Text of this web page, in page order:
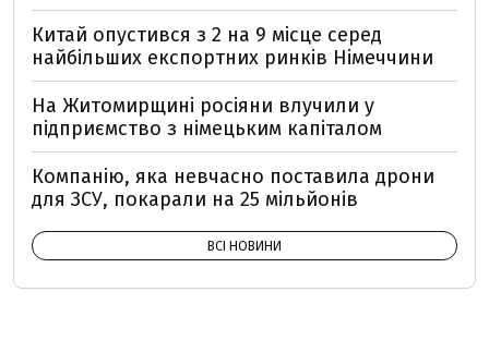
Китай опустився з 2 на 9 місце серед
найбільших експортних ринків Німеччини
На Житомирщині росіяни влучили у
підприємство з німецьким капіталом
Компанію, яка невчасно поставила дрони
для ЗСУ, покарали на 25 мільйонів
ВСІ НОВИНИ